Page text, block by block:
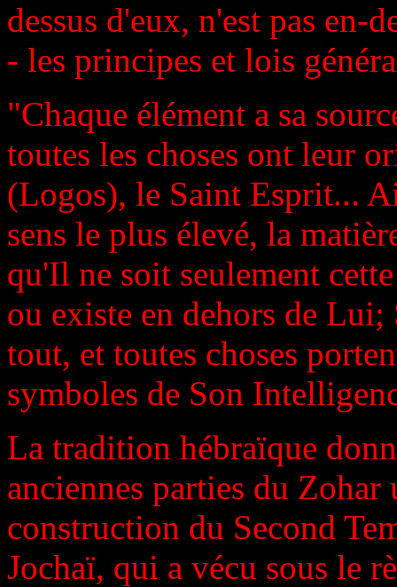
dessus d'eux, n'est pas en-
- les principes et lois
"Chaque élément a sa
toutes les choses ont leur
(Logos), le Saint Esprit...
sens le plus élevé, la
qu'Il ne soit seulement
ou existe en dehors de Lui;
tout, et toutes choses
symboles de Son
La tradition hébraïque
anciennes parties du Zohar
construction du Second
Jochaï, qui a vécu sous le